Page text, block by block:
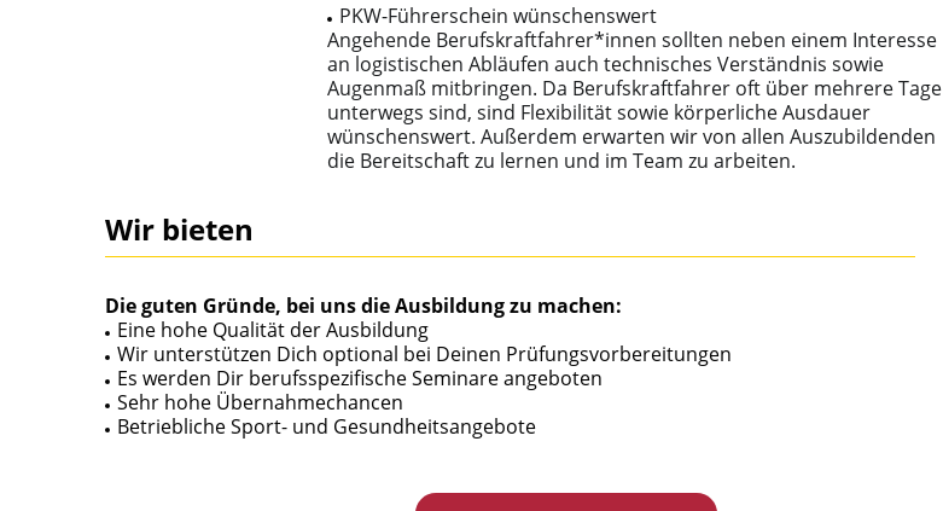
PKW-Führerschein wünschenswert
Angehende Berufskraftfahrer*innen sollten neben einem Interesse
an logistischen Abläufen auch technisches Verständnis sowie
Augenmaß mitbringen. Da Berufskraftfahrer oft über mehrere Tage
unterwegs sind, sind Flexibilität sowie körperliche Ausdauer
wünschenswert. Außerdem erwarten wir von allen Auszubildenden
die Bereitschaft zu lernen und im Team zu arbeiten.
Wir bieten
Die guten Gründe, bei uns die Ausbildung zu machen:
Eine hohe Qualität der Ausbildung
Wir unterstützen Dich optional bei Deinen Prüfungsvorbereitungen
Es werden Dir berufsspezifische Seminare angeboten
Sehr hohe Übernahmechancen
Betriebliche Sport- und Gesundheitsangebote